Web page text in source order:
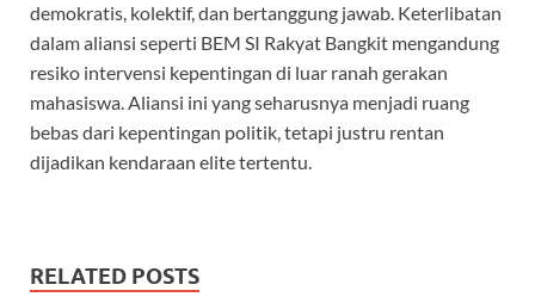
demokratis, kolektif, dan bertanggung jawab. Keterlibatan
dalam aliansi seperti BEM SI Rakyat Bangkit mengandung
resiko intervensi kepentingan di luar ranah gerakan
mahasiswa. Aliansi ini yang seharusnya menjadi ruang
bebas dari kepentingan politik, tetapi justru rentan
dijadikan kendaraan elite tertentu.
RELATED POSTS